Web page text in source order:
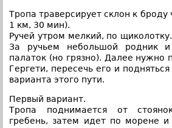
Тропа траверсирует склон к броду
1 км, 30 мин).
Ручей утром мелкий, по
За ручьем небольшой родник
палаток (но грязно). Далее нужно
Гергети, пересечь его и
варианта этого пути.
Первый вариант.
Тропа поднимается от
гребень, затем идет по морене